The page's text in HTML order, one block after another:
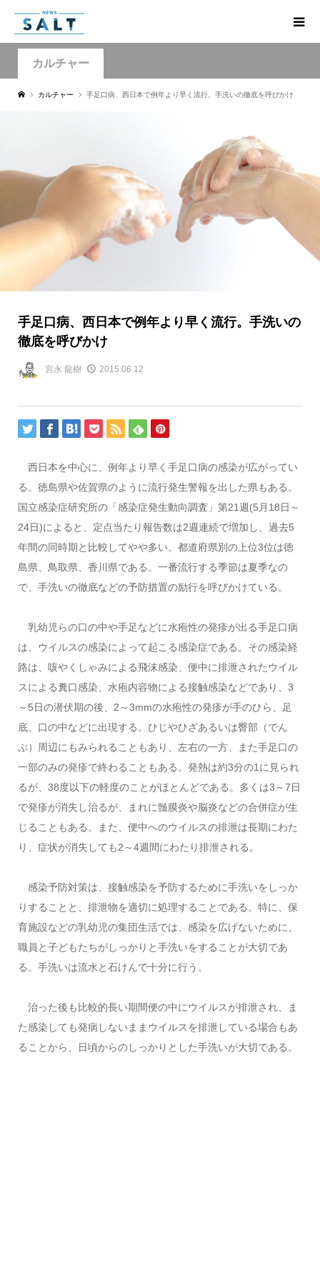
カルチャー
カルチャー 手足口病、西日本で例年より早く流行。手洗いの徹底を呼びかけ
手足口病、西日本で例年より早く流行。手洗いの
徹底を呼びかけ
宮永 龍樹 2015.06.12
西日本を中心に、例年より早く手足口病の感染が広がってい
る。徳島県や佐賀県のように流行発生警報を出した県もある。
国立感染症研究所の「感染症発生動向調査」第21週(5月18日～
24日)によると、定点当たり報告数は2週連続で増加し、過去5
年間の同時期と比較してやや多い。都道府県別の上位3位は徳
島県、鳥取県、香川県である。一番流行する季節は夏季なの
で、手洗いの徹底などの予防措置の励行を呼びかけている。
乳幼児らの口の中や手足などに水疱性の発疹が出る手足口病
は、ウイルスの感染によって起こる感染症である。その感染経
路は、咳やくしゃみによる飛沫感染、便中に排泄されたウイル
スによる糞口感染、水疱内容物による接触感染などであり、3
～5日の潜伏期の後、2～3mmの水疱性の発疹が手のひら、足
底、口の中などに出現する。ひじやひざあるいは臀部（でん
ぶ）周辺にもみられることもあり、左右の一方、また手足口の
一部のみの発疹で終わることもある。発熱は約3分の1に見られ
るが、38度以下の軽度のことがほとんどである。多くは3～7日
で発疹が消失し治るが、まれに髄膜炎や脳炎などの合併症が生
じることもある。また、便中へのウイルスの排泄は長期にわた
り、症状が消失しても2～4週間にわたり排泄される。
感染予防対策は、接触感染を予防するために手洗いをしっか
りすることと、排泄物を適切に処理することである。特に、保
育施設などの乳幼児の集団生活では、感染を広げないために、
職員と子どもたちがしっかりと手洗いをすることが大切であ
る。手洗いは流水と石けんで十分に行う。
治った後も比較的長い期間便の中にウイルスが排泄され、ま
た感染しても発病しないままウイルスを排泄している場合もあ
ることから、日頃からのしっかりとした手洗いが大切である。